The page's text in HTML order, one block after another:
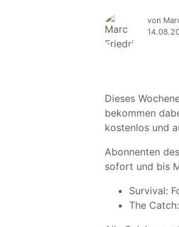
von
Dieses
bekommen
kostenlos und
Abonnenten
sofort und bis
Survival:
The